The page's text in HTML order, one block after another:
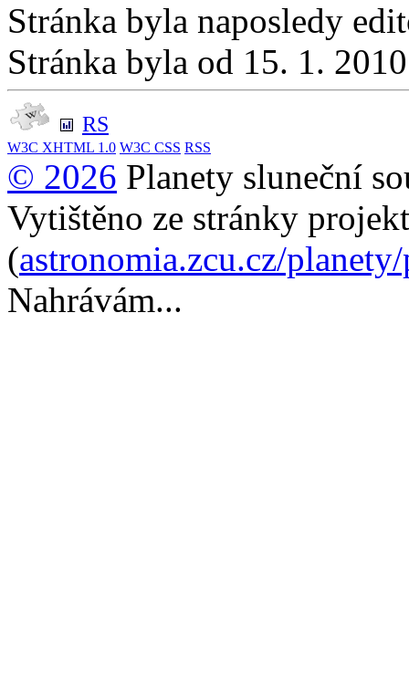
Stránka byla naposledy
Stránka byla od 15. 1.
RS
W3C XHTML 1.0 W3C CSS RSS
© 2026 Planety sluneční
Vytištěno ze stránky
(astronomia.zcu.cz/
Nahrávám...